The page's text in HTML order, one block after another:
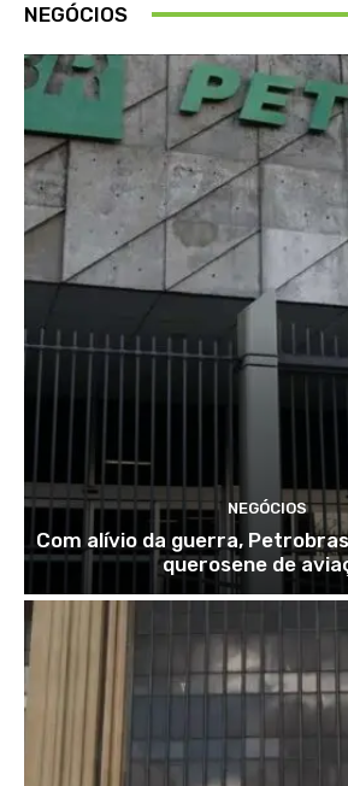
NEGÓCIOS
NEGÓCIOS
Com alívio da guerra,
querosene de